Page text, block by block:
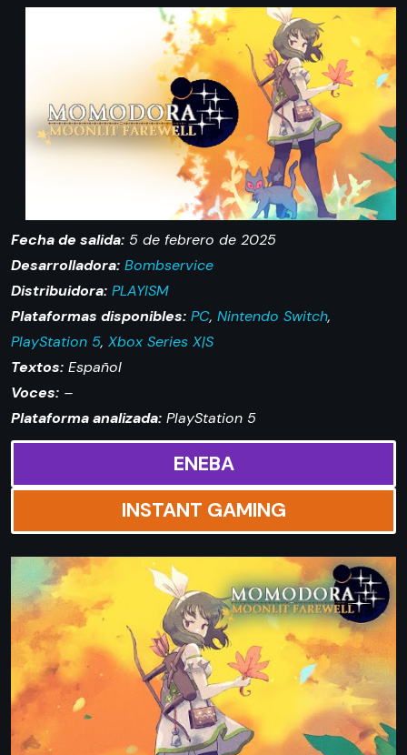
Fecha de salida: 5 de febrero de 2025
Desarrolladora: Bombservice
Distribuidora: PLAYISM
Plataformas disponibles: PC, Nintendo Switch,
PlayStation 5, Xbox Series X|S
Textos: Español
Voces: –
Plataforma analizada: PlayStation 5
ENEBA
INSTANT GAMING